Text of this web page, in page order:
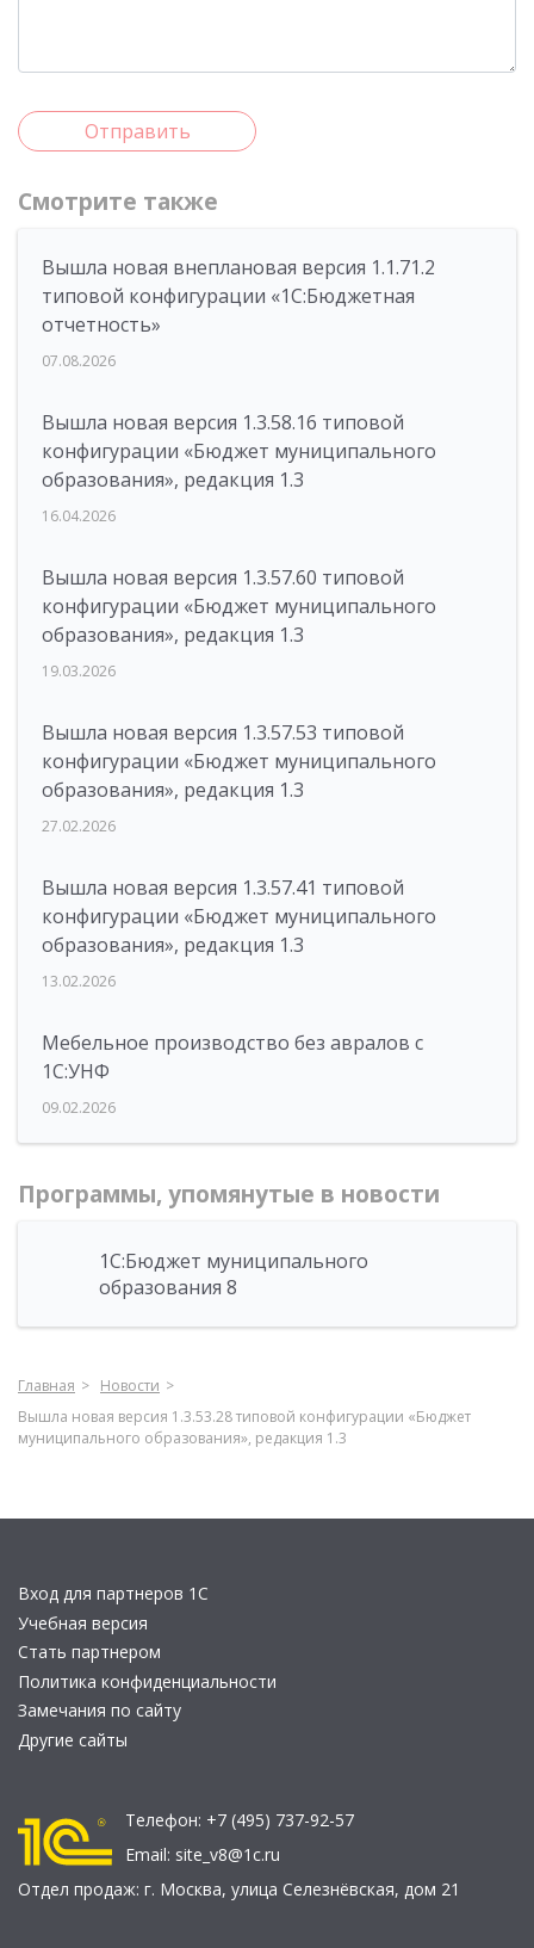
Отправить
Смотрите также
Вышла новая внеплановая версия 1.1.71.2
типовой конфигурации «1C:Бюджетная
отчетность»
07.08.2026
Вышла новая версия 1.3.58.16 типовой
конфигурации «Бюджет муниципального
образования», редакция 1.3
16.04.2026
Вышла новая версия 1.3.57.60 типовой
конфигурации «Бюджет муниципального
образования», редакция 1.3
19.03.2026
Вышла новая версия 1.3.57.53 типовой
конфигурации «Бюджет муниципального
образования», редакция 1.3
27.02.2026
Вышла новая версия 1.3.57.41 типовой
конфигурации «Бюджет муниципального
образования», редакция 1.3
13.02.2026
Мебельное производство без авралов с
1С:УНФ
09.02.2026
Программы, упомянутые в новости
1С:Бюджет муниципального
образования 8
Главная
Новости
Вышла новая версия 1.3.53.28 типовой конфигурации «Бюджет
муниципального образования», редакция 1.3
Вход для партнеров 1С
Учебная версия
Стать партнером
Политика конфиденциальности
Замечания по сайту
Другие сайты
Телефон: +7 (495) 737-92-57
Email: site_v8@1c.ru
Отдел продаж: г. Москва, улица Селезнёвская, дом 21